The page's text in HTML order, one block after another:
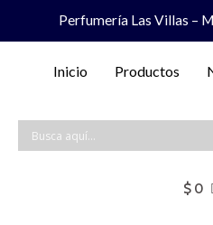
Perfumería Las Villas –
Inicio Productos
$ 0